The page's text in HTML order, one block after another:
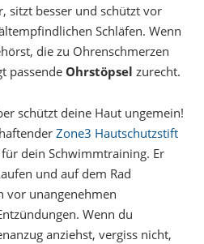
sitzt besser und schützt vor
Schläfen. Wenn
die zu Ohrenschmerzen
passende Ohrstöpsel zurecht.
schützt deine Haut ungemein!
Zone3 Hautschutzstift
dein Schwimmtraining. Er
und auf dem Rad
vor unangenehmen
Wenn du
anziehst, vergiss nicht,